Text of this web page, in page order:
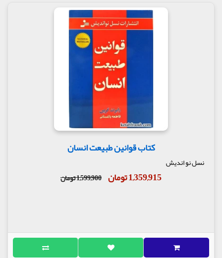
کتاب قوانین طبیعت انسان
نسل نو اندیش
1,359,915 تومان 1,599,900 تومان